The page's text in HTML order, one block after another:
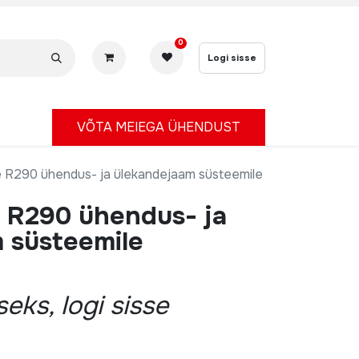
0
Logi sisse
VÕTA MEIEGA ÜHENDUST
ühendus- ja ülekandejaam süsteemile
ühendus- ja
süsteemile
logi sisse